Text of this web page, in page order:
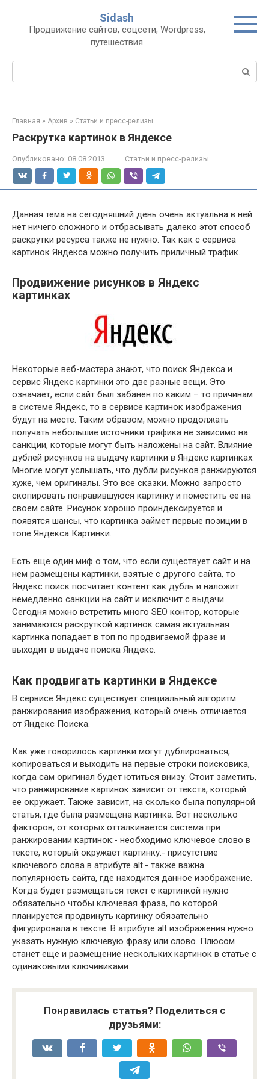
контенту
Sidash
Продвижение сайтов, соцсети, Wordpress,
путешествия
Главная » Архив » Статьи и пресс-релизы
Раскрутка картинок в Яндексе
Опубликовано: 08.08.2013 Статьи и пресс-релизы
Данная тема на сегодняшний день очень актуальна в ней
нет ничего сложного и отбрасывать далеко этот способ
раскрутки ресурса также не нужно. Так как с сервиса
картинок Яндекса можно получить приличный трафик.
Продвижение рисунков в Яндекс
картинках
Некоторые веб-мастера знают, что поиск Яндекса и
сервис Яндекс картинки это две разные вещи. Это
означает, если сайт был забанен по каким – то причинам
в системе Яндекс, то в сервисе картинок изображения
будут на месте. Таким образом, можно продолжать
получать небольшие источники трафика не зависимо на
санкции, которые могут быть наложены на сайт. Влияние
дублей рисунков на выдачу картинки в Яндекс картинках.
Многие могут услышать, что дубли рисунков ранжируются
хуже, чем оригиналы. Это все сказки. Можно запросто
скопировать понравившуюся картинку и поместить ее на
своем сайте. Рисунок хорошо проиндексируется и
появятся шансы, что картинка займет первые позиции в
топе Яндекса Картинки.
Есть еще один миф о том, что если существует сайт и на
нем размещены картинки, взятые с другого сайта, то
Яндекс поиск посчитает контент как дубль и наложит
немедленно санкции на сайт и исключит с выдачи.
Сегодня можно встретить много SEO контор, которые
занимаются раскруткой картинок самая актуальная
картинка попадает в топ по продвигаемой фразе и
выходит в выдаче поиска Яндекс.
Как продвигать картинки в Яндексе
В сервисе Яндекс существует специальный алгоритм
ранжирования изображения, который очень отличается
от Яндекс Поиска.
Как уже говорилось картинки могут дублироваться,
копироваться и выходить на первые строки поисковика,
когда сам оригинал будет ютиться внизу. Стоит заметить,
что ранжирование картинок зависит от текста, который
ее окружает. Также зависит, на сколько была популярной
статья, где была размещена картинка. Вот несколько
факторов, от которых отталкивается система при
ранжировании картинок:- необходимо ключевое слово в
тексте, который окружает картинку.- присутствие
ключевого слова в атрибуте alt.- также важна
популярность сайта, где находится данное изображение.
Когда будет размещаться текст с картинкой нужно
обязательно чтобы ключевая фраза, по которой
планируется продвинуть картинку обязательно
фигурировала в тексте. В атрибуте alt изображения нужно
указать нужную ключевую фразу или слово. Плюсом
станет еще и размещение нескольких картинок в статье с
одинаковыми ключивиками.
Понравилась статья? Поделиться с
друзьями: